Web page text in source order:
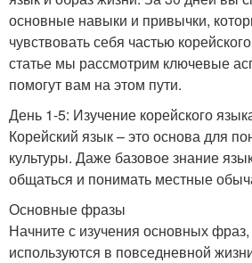
основные навыки и привычки,
чувствовать себя частью
статье мы рассмотрим ключевые
помогут вам на этом пути.
День 1-5: Изучение корейского
Корейский язык – это основа для
культуры. Даже базовое знание
общаться и понимать местные
Основные фразы
Начните с изучения основных
используются в повседневной